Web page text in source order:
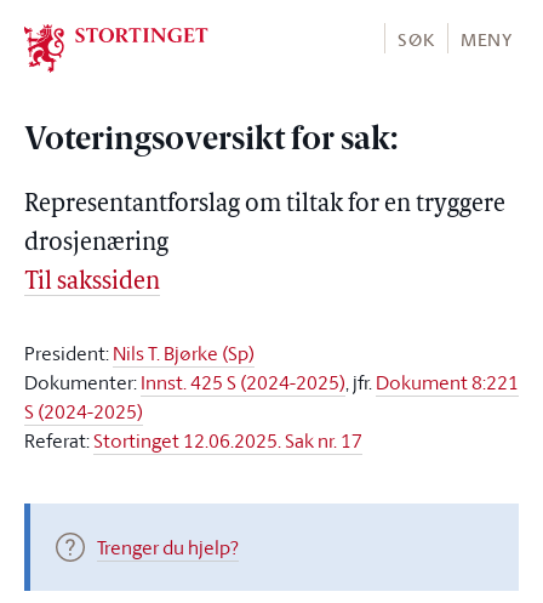
Stortinget.no
SØK MENY
Voteringsoversikt for sak:
Representantforslag om tiltak for en tryggere
drosjenæring
Til sakssiden
President:Nils T. Bjørke (Sp)
Dokumenter:Innst. 425 S (2024-2025), jfr.Dokument 8:221
S (2024-2025)
Referat:Stortinget 12.06.2025. Sak nr. 17
Trenger du hjelp?